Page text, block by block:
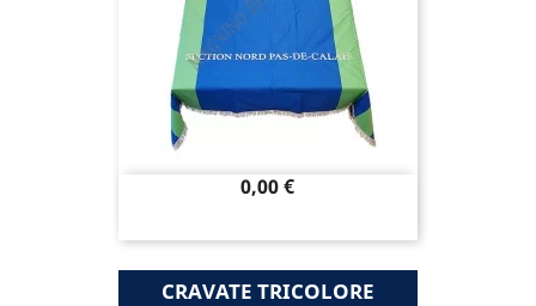
Prix
0,00 €
CRAVATE TRICOLORE